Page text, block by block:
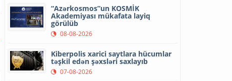
“Azərkosmos”un KOSMİK
Akademiyası mükafata layiq
görülüb
08-08-2026
Kiberpolis xarici saytlara hücumlar
təşkil edən şəxsləri saxlayıb
07-08-2026